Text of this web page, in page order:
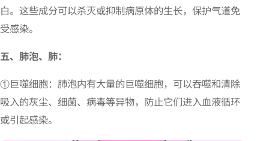
白。这些成分可以杀灭或抑制病原体的生长，保护气道免
受感染。
五、肺泡、肺：
①巨噬细胞：肺泡内有大量的巨噬细胞，可以吞噬和清除
吸入的灰尘、细菌、病毒等异物，防止它们进入血液循环
或引起感染。